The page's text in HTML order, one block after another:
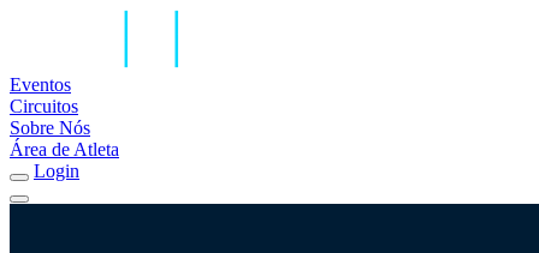
Eventos
Circuitos
Sobre Nós
Área de Atleta
Login